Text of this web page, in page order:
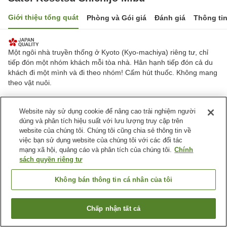
Giới thiệu tổng quát Phòng và Gói giá Đánh giá Thông
Một ngôi nhà truyền thống ở Kyoto (Kyo-machiya) riêng tư, chỉ
tiếp đón một nhóm khách mỗi tòa nhà. Hân hạnh tiếp đón cả du
khách đi một mình và đi theo nhóm! Cấm hút thuốc. Không mang
theo vật nuôi.
Hiển thị trên bản đồ
Tuyệt vời Đánh giá:18 lượt
Tiện nghi chỗ nghỉ
Trang chủ Nhật Bản Tỉnh Kyoto
Thành phố Kyoto
Tìm phòng trống
Website này sử dụng cookie để nâng cao trải nghiệm người
dùng và phân tích hiệu suất với lưu lượng truy cập trên
website của chúng tôi. Chúng tôi cũng chia sẻ thông tin về
việc bạn sử dụng website của chúng tôi với các đối tác
mạng xã hội, quảng cáo và phân tích của chúng tôi. Chính
sách quyền riêng tư
Không bán thông tin cá nhân của tôi
Chấp nhận tất cả